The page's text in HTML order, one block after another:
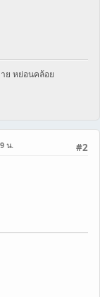
ย หย่อนคล้อย
#2
น.